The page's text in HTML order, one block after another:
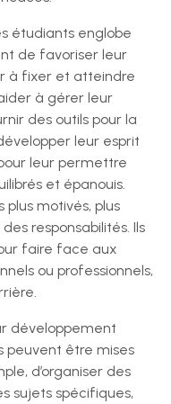
étudiants englobe
de favoriser leur
à fixer et atteindre
à gérer leur
des outils pour la
leur esprit
leur permettre
et épanouis.
motivés, plus
responsabilités. Ils
faire face aux
ou professionnels,
développement
peuvent être mises
d’organiser des
sujets spécifiques,